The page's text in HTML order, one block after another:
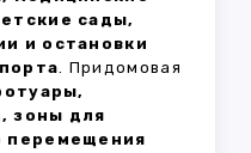
сады,
и остановки
. Придомовая
зоны для
перемещения